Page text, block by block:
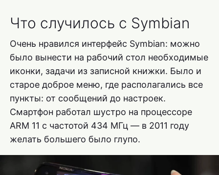
Что случилось с Symbian
Очень нравился интерфейс Symbian: можно
было вынести на рабочий стол необходимые
иконки, задачи из записной книжки. Было и
старое доброе меню, где располагались все
пункты: от сообщений до настроек.
Смартфон работал шустро на процессоре
ARM 11 с частотой 434 МГц — в 2011 году
желать большего было глупо.